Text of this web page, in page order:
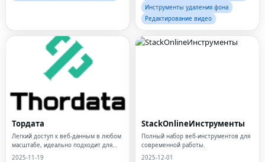
Инструменты удаления фона
Редактирование видео
Тордата
Легкий доступ к веб-данным в любом
масштабе, идеально подходит для
искусственного интеллекта
2025-11-19
StackOnlineИнструменты
Полный набор веб-инструментов для
современной работы.
2025-12-01